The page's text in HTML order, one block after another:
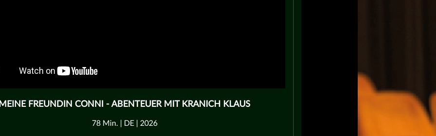
MEINE FREUNDIN CONNI - ABENTEUER MIT KRANICH KLAUS
78 Min. | DE | 2026